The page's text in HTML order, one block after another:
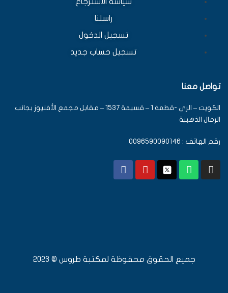
سياسة الاسترجاع
راسلنا
تسجيل الدخول
تسجيل حساب جديد
تواصل معنا
الكويت – الري -قطعة 1 – قسيمة 1537 – مقابل مجمع الأفنيوز بجانب
الرمال الذهبية
رقم الهاتف : 0096590090146
جميع الحقوق محفوظة لمكتبة طروس © 2023